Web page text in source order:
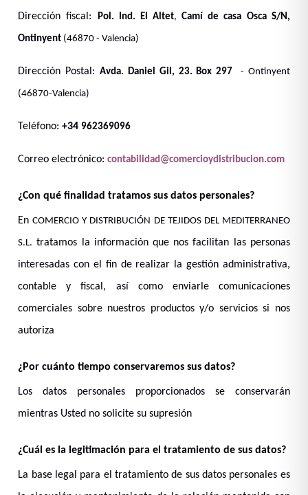
Dirección fiscal: Pol. Ind. El Altet, Camí de casa Osca S/N,
Ontinyent (46870 - Valencia)
Dirección Postal: Avda. Daniel Gil, 23. Box 297 - Ontinyent
(46870-Valencia)
Teléfono:+34962369096
Correo electrónico:contabilidad@comercioydistribucion.com
¿Con qué finalidad tratamos sus datos personales?
EnCOMERCIO Y DISTRIBUCIÓN DE TEJIDOS DEL MEDITERRANEO
S.L. tratamos la información que nos facilitan las personas
interesadas con el fin de realizar la gestión administrativa,
contable y fiscal, así como enviarle comunicaciones
comerciales sobre nuestros productos y/o servicios si nos
autoriza
¿Por cuánto tiempo conservaremos sus datos?
Los datos personales proporcionados se conservarán
mientras Usted no solicite su supresión
¿Cuál es la legitimación para el tratamiento de sus datos?
La base legal para el tratamiento de sus datos personales es